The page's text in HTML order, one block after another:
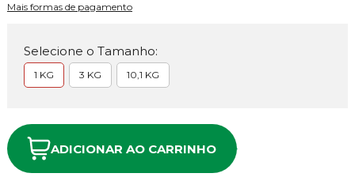
Mais formas de pagamento
Selecione o Tamanho:
1 KG 3 KG 10,1 KG
ADICIONAR AO CARRINHO